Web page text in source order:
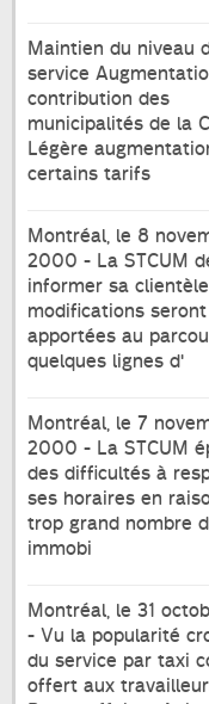
Maintien du niveau
service
contribution des
municipalités de la
Légère
certains tarifs
Montréal, le 8
2000 - La STCUM
informer sa
modifications seront
apportées au
quelques lignes d'
Montréal, le 7
2000 - La STCUM
des difficultés à
ses horaires en
trop grand nombre
immobi
Montréal, le 31
- Vu la popularité
du service par taxi
offert aux